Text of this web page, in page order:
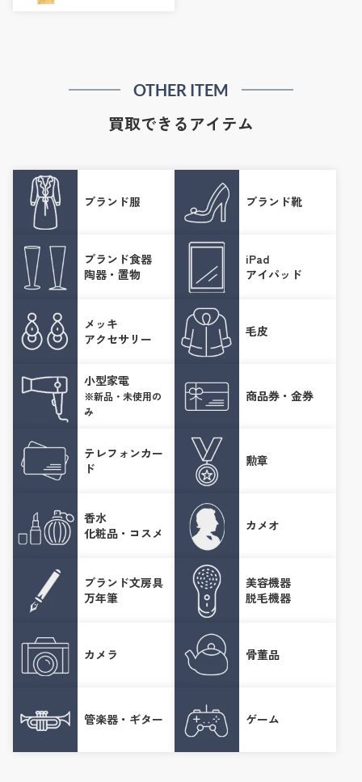
OTHER ITEM
買取できるアイテム
ブランド服 ブランド靴
ブランド食器
陶器・置物
iPad
アイパッド
メッキ
アクセサリー
毛皮
小型家電
※新品・未使用の
み
商品券・金券
テレフォンカー
ド
勲章
香水
化粧品・コスメ
カメオ
ブランド文房具
万年筆
美容機器
脱毛機器
カメラ 骨董品
管楽器・ギター ゲーム